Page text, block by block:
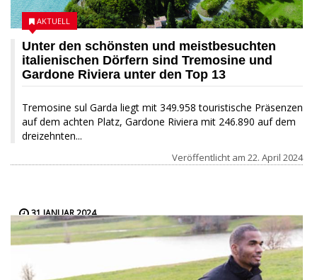
Unter den schönsten und meistbesuchten
italienischen Dörfern sind Tremosine und
Gardone Riviera unter den Top 13
Tremosine sul Garda liegt mit 349.958 touristische Präsenzen
auf dem achten Platz, Gardone Riviera mit 246.890 auf dem
dreizehnten...
AKTUELL
Veröffentlicht am 22. April 2024
31 JANUAR 2024